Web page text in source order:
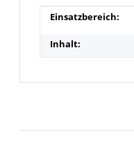
Produkteigenschaft
Wert
Einsatzbereich:
Inhalt: